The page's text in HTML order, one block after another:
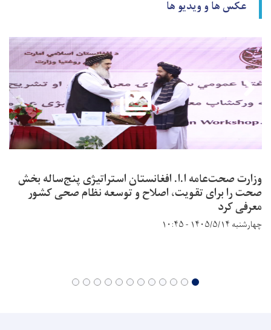
عکس ها و ویدیو ها
وزارت صحت‌عامه ا.ا. افغانستان استراتیژی پنج‌ساله بخش
صحت را برای تقویت، اصلاح و توسعه نظام صحی کشور
معرفی کرد
چهارشنبه ۱۴۰۵/۵/۱۴ - ۱۰:۴۵